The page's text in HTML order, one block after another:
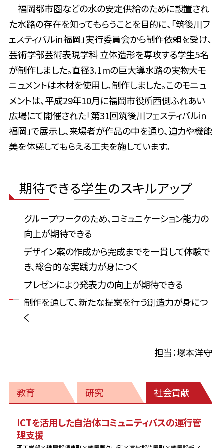
福岡都市圏などの水の安定供給のために設置され
た水路の存在を知ってもらうことを目的に、「筑後川フ
ェスティバルin福岡」実行委員会から制作依頼を受け、
芸術学部芸術表現学科 立体造形を専攻する学生5名
が制作しました。直径3.1mの巨大導水路の実物大モ
ニュメントは木材を使用し、制作しました。このモニュ
メントは、平成29年10月に福岡市役所西側ふれあい
広場にて開催された「第31回筑後川フェスティバルin
福岡」で展示し、来場者が作品の中を通り、迫力や機能
美を体感してもらえる工夫を施しています。
期待できる学生のスキルアップ
グループワークのため、コミュニケーション能力の
向上が期待できる
デザイン案の作成から完成までを一貫して体験で
き、総合的な実践力が身につく
プレゼンにより発表力の向上が期待できる
制作を通して、新たな提案を行う創造力が身につ
く
担当：塚本洋守
教育 研究 社会貢献
ICTを活用した自治体コミュニティバスの運行管
理支援